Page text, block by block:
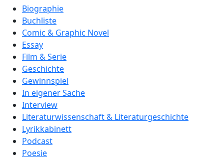
Biographie
Buchliste
Comic & Graphic Novel
Essay
Film & Serie
Geschichte
Gewinnspiel
In eigener Sache
Interview
Literaturwissenschaft & Literaturgeschichte
Lyrikkabinett
Podcast
Poesie